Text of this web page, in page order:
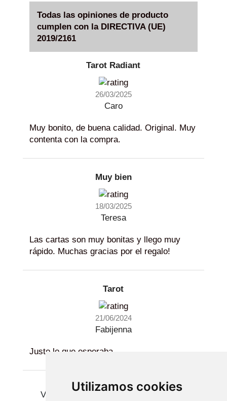
Utilizamos cookies
Todas las opiniones de producto
cumplen con la DIRECTIVA (UE)
2019/2161
Tarot Radiant
26/03/2025
Caro
Muy bonito, de buena calidad. Original. Muy
contenta con la compra.
Muy bien
18/03/2025
Teresa
Las cartas son muy bonitas y llego muy
rápido. Muchas gracias por el regalo!
Tarot
21/06/2024
Fabijenna
Justo lo que esperaba
Ver más